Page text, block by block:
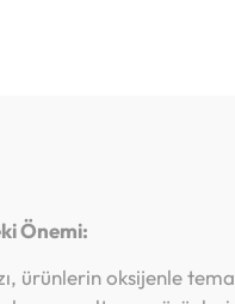
Önemi:
ürünlerin oksijenle